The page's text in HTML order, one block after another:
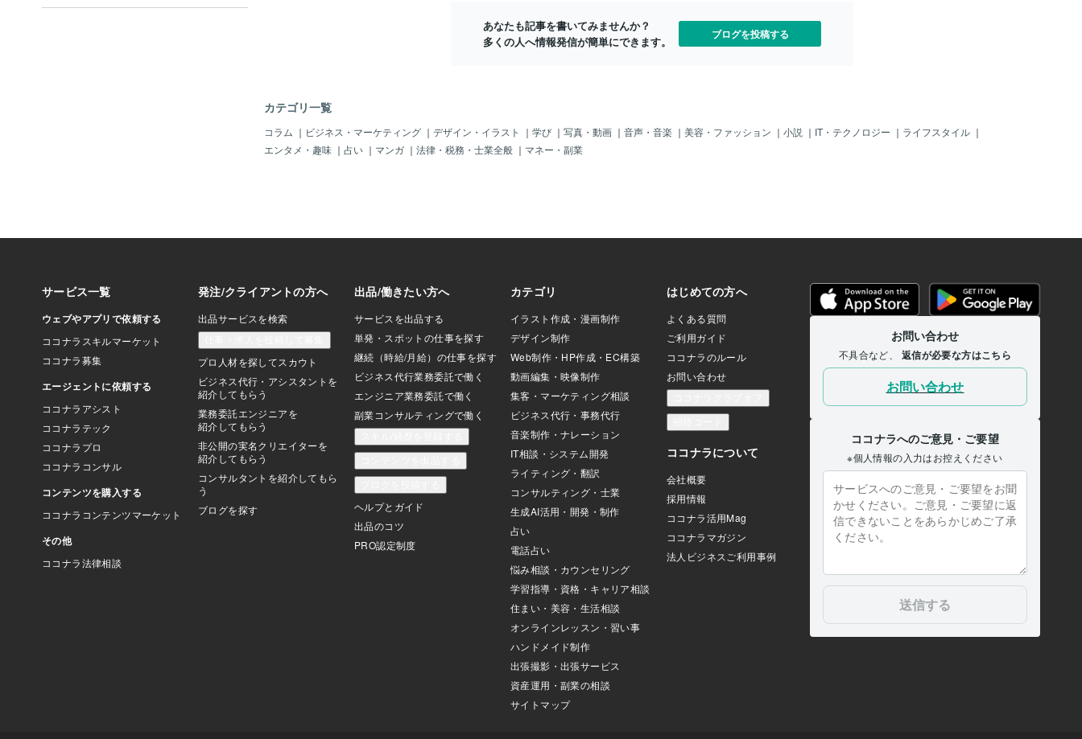
ズ・スギャッグス」とか、「フリオ・イ
グレシアス」が並ぶと～、もう「古いジ
ャパニーズ」には「涙もの」じゃ。ま
あ、アナタのパパやママに聴いてみて
っ！誰か上記の一人くらいは、知ってい
dsome.i heard copacabana a lot in
あなたも記事を書いてみませんか？
多くの人へ情報発信が簡単にできます。
ブログを投稿する
カテゴリ一覧
コラム ｜ ビジネス・マーケティング ｜ デザイン・イラスト ｜ 学び ｜ 写真・動画 ｜ 音声・音楽 ｜ 美容・ファッション ｜ 小説 ｜ IT・テクノロジー ｜ ライフスタイル ｜
エンタメ・趣味 ｜ 占い ｜ マンガ ｜ 法律・税務・士業全般 ｜ マネー・副業